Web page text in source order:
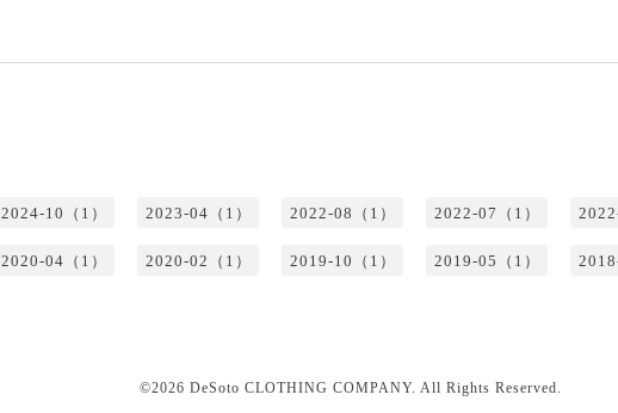
2024-10（1） 2023-04（1） 2022-08（1） 2022-07（1）
2020-04（1） 2020-02（1） 2019-10（1） 2019-05（1）
©2026 DeSoto CLOTHING COMPANY. All Rights Reserved.